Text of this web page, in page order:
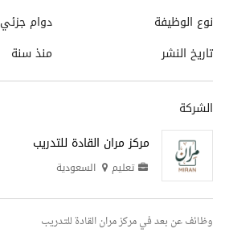
نوع الوظيفة
دوام جزئي
تاريخ النشر
منذ سنة
الشركة
مركز مران القادة للتدريب
تعليم السعودية
وظائف عن بعد في مركز مران القادة للتدريب